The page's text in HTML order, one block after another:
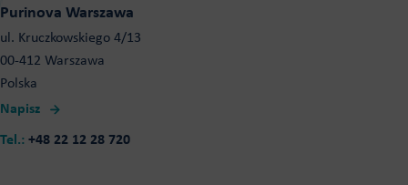
Purinova Warszawa
ul. Kruczkowskiego 4/13
00-412 Warszawa
Polska
Napisz
Tel.: +48 22 12 28 720